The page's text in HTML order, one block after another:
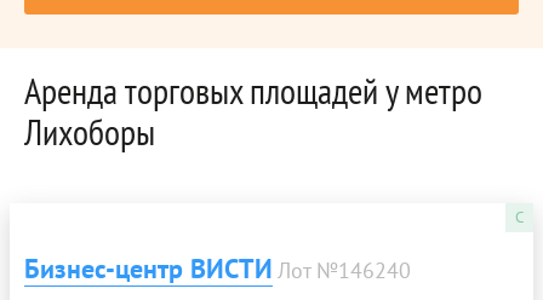
Аренда торговых площадей у метро
Лихоборы
C
Бизнес-центр ВИСТИ Лот №146240